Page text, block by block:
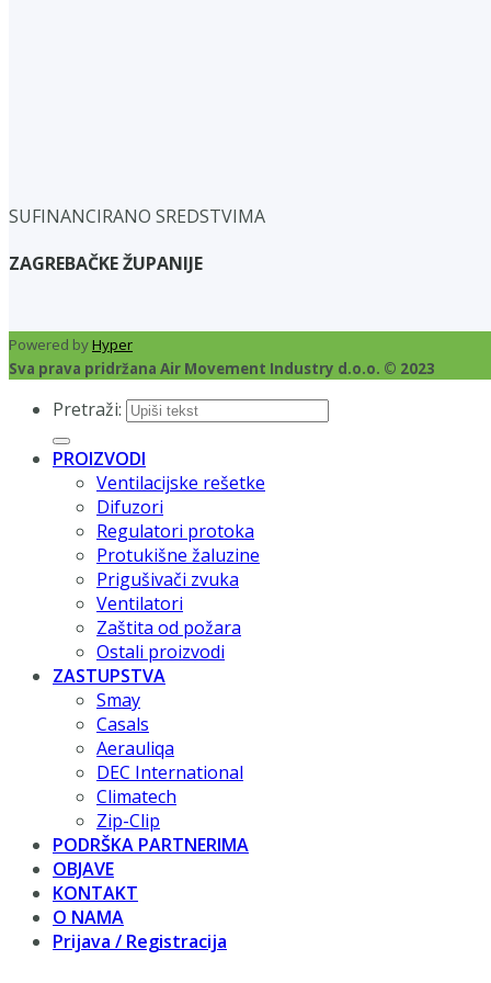
SUFINANCIRANO SREDSTVIMA
ZAGREBAČKE ŽUPANIJE
Powered byHyper
Sva prava pridržana Air Movement Industry d.o.o. © 2023
Pretraži:
PROIZVODI
Ventilacijske rešetke
Difuzori
Regulatori protoka
Protukišne žaluzine
Prigušivači zvuka
Ventilatori
Zaštita od požara
Ostali proizvodi
ZASTUPSTVA
Smay
Casals
Aerauliqa
DEC International
Climatech
Zip-Clip
PODRŠKA PARTNERIMA
OBJAVE
KONTAKT
O NAMA
Prijava / Registracija